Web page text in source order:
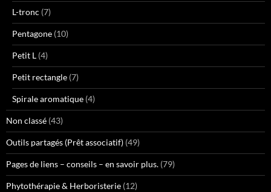
L-tronc (7)
Pentagone (10)
Petit L (4)
Petit rectangle (7)
Spirale aromatique (4)
Non classé (43)
Outils partagés (Prêt associatif) (49)
Pages de liens – conseils – en savoir plus. (79)
Phytothérapie & Herboristerie (12)